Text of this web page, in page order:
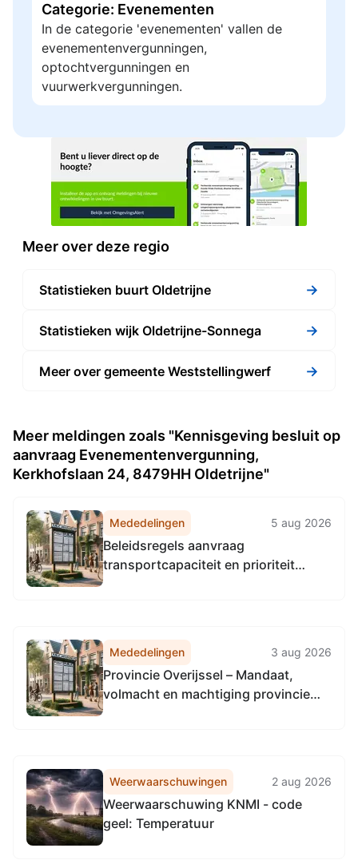
Categorie: Evenementen
In de categorie 'evenementen' vallen de
evenementenvergunningen,
optochtvergunningen en
vuurwerkvergunningen.
Meer over deze regio
Statistieken buurt Oldetrijne →
Statistieken wijk Oldetrijne-Sonnega →
Meer over gemeente Weststellingwerf →
Meer meldingen zoals "Kennisgeving besluit op
aanvraag Evenementenvergunning,
Kerkhofslaan 24, 8479HH Oldetrijne"
Mededelingen 5 aug 2026
Beleidsregels aanvraag
transportcapaciteit en prioriteit
Mededelingen 3 aug 2026
Provincie Overijssel – Mandaat,
volmacht en machtiging provincie
Weerwaarschuwingen 2 aug 2026
Weerwaarschuwing KNMI - code
geel: Temperatuur